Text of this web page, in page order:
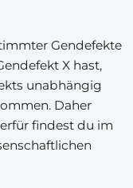
Gendefekte
X hast,
unabhängig
Daher
findest du im